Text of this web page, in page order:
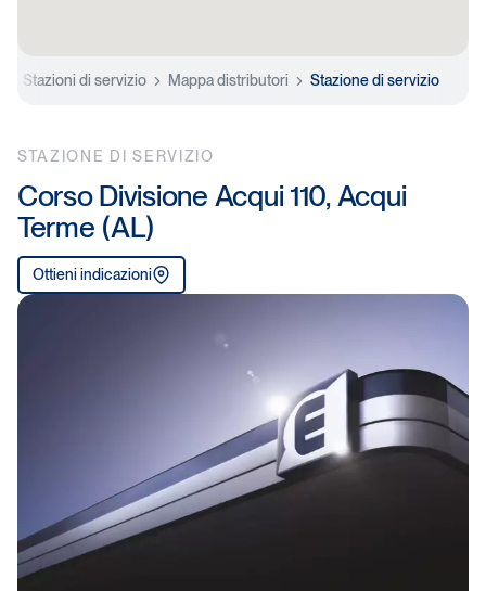
Stazioni di servizio Mappa distributori Stazione di servizio
STAZIONE DI SERVIZIO
Corso Divisione Acqui 110, Acqui
Terme (AL)
Ottieni indicazioni